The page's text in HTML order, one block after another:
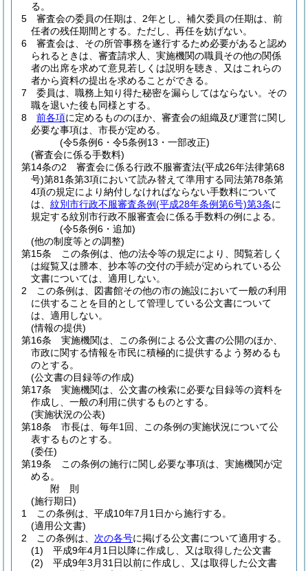
る。
5
審査会の委員の任期は、2年とし、補欠委員の任期は、前
任者の残任期間とする。 ただし、再任を妨げない。
6
審査会は、その所管事務を遂行するため必要があると認め
られるときは、審査請求人、実施機関の職員その他の関係
者の出席を求めて意見若しくは説明を聴き、又はこれらの
者から資料の提出を求めることができる。
7
委員は、職務上知り得た秘密を漏らしてはならない。 その
職を退いた後も同様とする。
8
前各項に定めるもののほか、審査会の組織及び運営に関し
必要な事項は、市長が定める。
(令5条例6・令5条例13・一部改正)
(審査会に係る手数料)
第14条の2
審査会に係る行政不服審査法(平成26年法律第68
号)第81条第3項において読み替えて準用する同法第78条第
4項の規定により納付しなければならない手数料について
は、 紋別市行政不服審査条例(平成28年条例第6号)第3条に
規定する紋別市行政不服審査会に係る手数料の例による。
(令5条例6・追加)
(他の制度等との調整)
第15条
この条例は、他の法令等の規定により、閲覧若しく
は縦覧又は謄本、抄本等の交付の手続が定められている公
文書については、適用しない。
2
この条例は、図書館その他の市の施設において一般の利用
に供することを目的として管理している公文書について
は、適用しない。
(情報の提供)
第16条
実施機関は、この条例による公文書の公開のほか、
市政に関する情報を市民に積極的に提供するよう努めるも
のとする。
(公文書の目録等の作成)
第17条
実施機関は、公文書の検索に必要な目録等の資料を
作成し、一般の利用に供するものとする。
(実施状況の公表)
第18条
市長は、毎年1回、この条例の実施状況について公
表するものとする。
(委任)
第19条
この条例の施行に関し必要な事項は、実施機関が定
める。
附 則
(施行期日)
1
この条例は、平成10年7月1日から施行する。
(適用公文書)
2
この条例は、 次の各号に掲げる公文書について適用する。
(1)
平成9年4月1日以降に作成し、又は取得した公文書
(2)
平成9年3月31日以前に作成し、又は取得した公文書